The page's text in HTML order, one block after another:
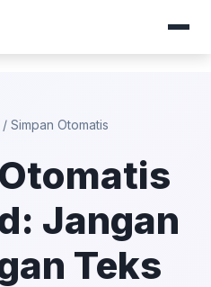
/ Simpan Otomatis
Jangan
Teks